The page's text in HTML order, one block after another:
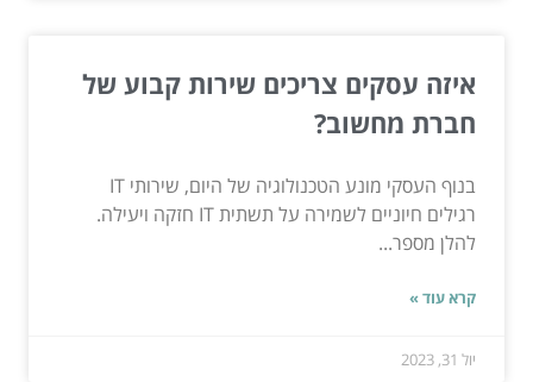
איזה עסקים צריכים שירות קבוע של
חברת מחשוב?
בנוף העסקי מונע הטכנולוגיה של היום, שירותי IT
רגילים חיוניים לשמירה על תשתית IT חזקה ויעילה.
להלן מספר...
קרא עוד »
יול 31, 2023